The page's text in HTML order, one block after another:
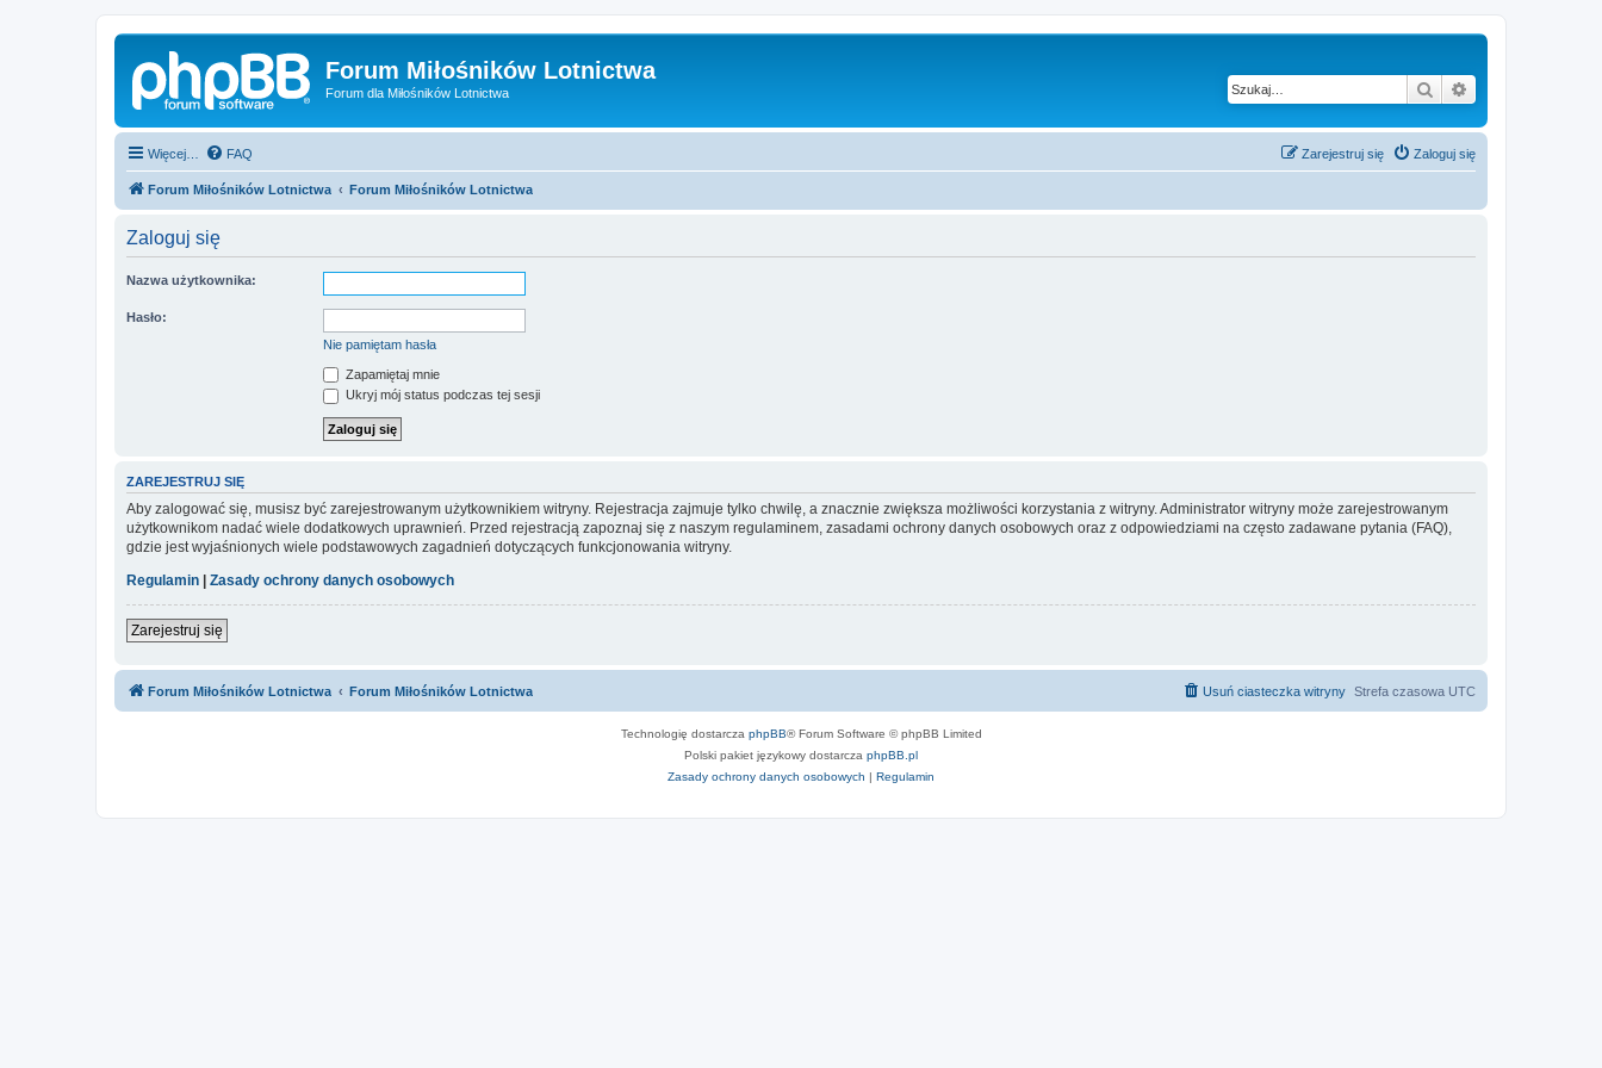
Forum Miłośników Lotnictwa
Forum dla Miłośników Lotnictwa Szukaj
Więcej… FAQ Zaloguj się
Zarejestruj się
Forum Miłośników Lotnictwa Forum Miłośników Lotnictwa
Zaloguj się
Nazwa użytkownika:
Hasło:
Nie pamiętam hasła
Zapamiętaj mnie
Ukryj mój status podczas tej sesji
ZAREJESTRUJ SIĘ
Aby zalogować się, musisz być zarejestrowanym użytkownikiem witryny. Rejestracja zajmuje tylko chwilę, a znacznie zwiększa możliwości korzystania z witryny. Administrator witryny może zarejestrowanym
użytkownikom nadać wiele dodatkowych uprawnień. Przed rejestracją zapoznaj się z naszym regulaminem, zasadami ochrony danych osobowych oraz z odpowiedziami na często zadawane pytania (FAQ),
gdzie jest wyjaśnionych wiele podstawowych zagadnień dotyczących funkcjonowania witryny.
Regulamin
Zasady ochrony danych osobowych
Zarejestruj się
Forum Miłośników Lotnictwa Forum Miłośników Lotnictwa Strefa czasowa UTC
Usuń ciasteczka witryny
Technologię dostarcza phpBB® Forum Software © phpBB Limited
Polski pakiet językowy dostarcza phpBB.pl
Zasady ochrony danych osobowych | Regulamin